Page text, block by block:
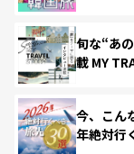
旬な“あ
載 MY
今、こん
年絶対行